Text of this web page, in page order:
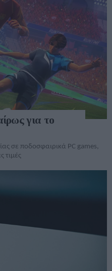
για το
σε ποδοσφαιρικά PC games,
τιμές